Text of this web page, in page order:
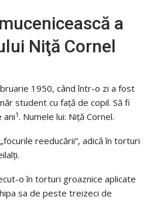
a
Niţă Cornel
1950, când într-o zi a fost
student cu faţă de copil. Să fi
ani1. Numele lui: Niţă Cornel.
reeducării”, adică în torturi
o în torturi groaznice aplicate
sa de peste treizeci de